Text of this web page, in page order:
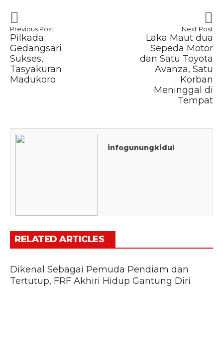
Previous Post
Pilkada
Gedangsari
Sukses,
Tasyakuran
Madukoro
Next Post
Laka Maut dua
Sepeda Motor
dan Satu Toyota
Avanza, Satu
Korban
Meninggal di
Tempat
infogunungkidul
RELATED ARTICLES
Dikenal Sebagai Pemuda Pendiam dan
Tertutup, FRF Akhiri Hidup Gantung Diri